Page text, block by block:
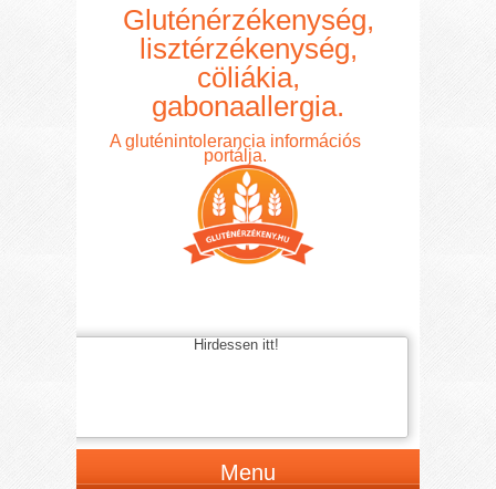
Gluténérzékenység,
lisztérzékenység,
cöliákia,
gabonaallergia.
A gluténintolerancia információs
portálja.
Hirdessen itt!
Menu